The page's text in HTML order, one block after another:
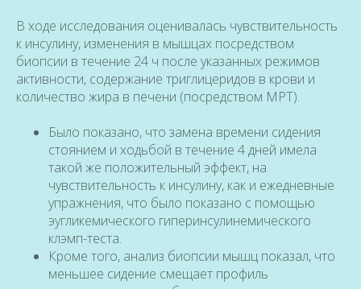
В ходе исследования оценивалась чувствительность
к инсулину, изменения в мышцах посредством
биопсии в течение 24 ч после указанных режимов
активности, содержание триглицеридов в крови и
количество жира в печени (посредством МРТ).
Было показано, что замена времени сидения
стоянием и ходьбой в течение 4 дней имела
такой же положительный эффект, на
чувствительность к инсулину, как и ежедневные
упражнения, что было показано с помощью
эугликемического гиперинсулинемического
клэмп-теста.
Кроме того, анализ биопсии мышц показал, что
меньшее сидение смещает профиль